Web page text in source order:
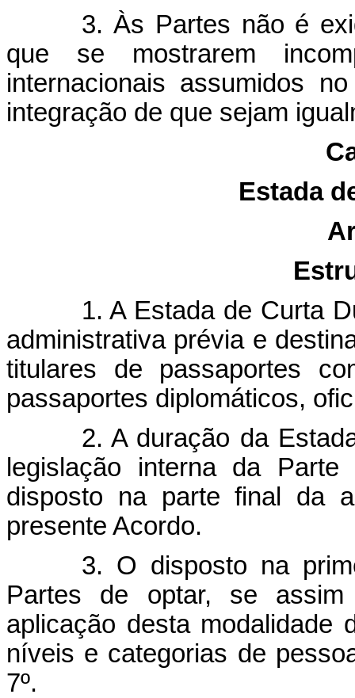
3. Às Partes não é
que se mostrarem
internacionais assumidos
integração de que sejam
Estada
1. A Estada de Curta
administrativa prévia e
titulares de passaportes
passaportes diplomáticos,
2. A duração da
legislação interna da
disposto na parte final da
presente Acordo.
3. O disposto na
Partes de optar, se assim
aplicação desta modalidade
níveis e categorias de
7º.